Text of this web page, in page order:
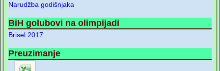
Narudžba godišnjaka
BiH golubovi na olimpijadi
Brisel 2017
Preuzimanje